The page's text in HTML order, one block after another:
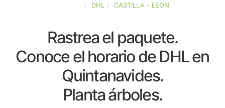
DHL CASTILLA - LEON
Rastrea el paquete.
Conoce el horario de DHL en
Quintanavides.
Planta árboles.